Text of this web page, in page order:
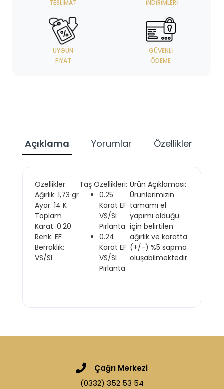
TESLIMAT
İNDIRIMLERI
UYGUN
FIYAT
GÜVENLI
ÖDEME
Açıklama Yorumlar Özellikler
Özellikler: Taş Özellikleri: Ürün Açıklaması:
Ağırlık: 1,73 gr
Ayar: 14 K
Toplam
Karat: 0.20
Renk: EF
Berraklık:
VS/SI
0.25
Karat EF
VS/SI
Pırlanta
0.24
Karat EF
VS/SI
Pırlanta
Ürünlerimizin
tamamı el
yapımı olduğu
için belirtilen
ağırlık ve karatta
(+/-) %5 sapma
oluşabilmektedir.
Çağrı Merkezi
(0332) 352 53 54